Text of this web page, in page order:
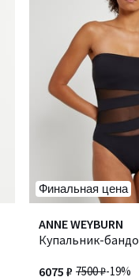
Финальная цена
ANNE WEYBURN
Купальник-бандо
7500 ₽-19%
6075 ₽
4,6
/ 5